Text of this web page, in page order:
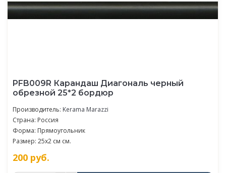
PFB009R Карандаш Диагональ черный
обрезной 25*2 бордюр
Производитель: Kerama Marazzi
Страна: Россия
Форма: Прямоугольник
Размер: 25x2 см см.
200 руб.